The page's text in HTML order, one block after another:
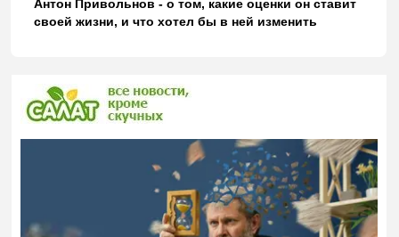
Антон Привольнов - о том, какие оценки он ставит
своей жизни, и что хотел бы в ней изменить